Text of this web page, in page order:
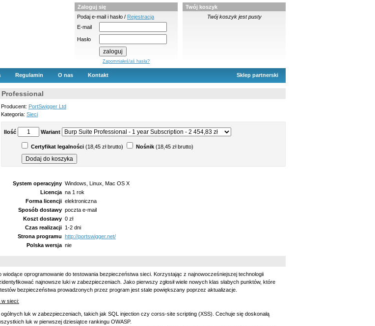
Zaloguj się
Podaj e-mail i hasło / Rejestracja
E-mail
Hasło
Zapomniałeś/aś hasła?
Twój koszyk
Twój koszyk jest pusty
Regulamin O nas Kontakt Sklep partnerski
Producent: PortSwigger Ltd
Kategoria: Sieci
Ilość Wariant
Certyfikat legalności (18,45 zł brutto) Nośnik (18,45 zł brutto)
System operacyjny Windows, Linux, Mac OS X
Licencja na 1 rok
Forma licencji elektroniczna
Sposób dostawy poczta e-mail
Koszt dostawy 0 zł
Czas realizacji 1-2 dni
Strona programu http://portswigger.net/
Polska wersja nie
wiodące oprogramowanie do testowania bezpieczeństwa sieci. Korzystając z najnowocześniejszej technologii
najnowsze luki w zabezpieczeniach. Jako pierwszy zgłosił wiele nowych klas słabych punktów, które
bezpieczeństwa prowadzonych przez program jest stale powiększany poprzez aktualizacje.
sieci:
luk w zabezpieczeniach, takich jak SQL injection czy corss-site scripting (XSS). Cechuje się doskonałą
luk w pierwszej dziesiątce rankingu OWASP.